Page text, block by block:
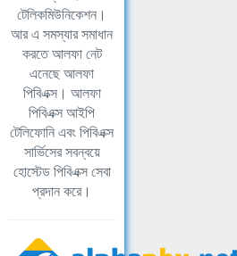
টেলিকমিউনিকেশন।
আর এ সমস্যার সমাধান
করতে আলফা নেট
এনেছে আলফা
পিবিএক্স। আলফা
পিবিএক্স আইপি
টেলিফোনি এবং পিবিএক্স
সার্ভিসের সবন্বয়ে
হোস্টেড পিবিএক্স সেবা
প্রদান করে।